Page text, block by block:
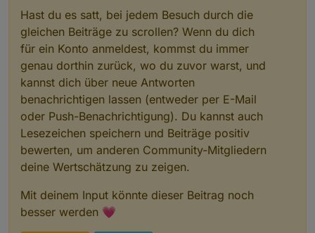
Hast du es satt, bei jedem Besuch durch die
gleichen Beiträge zu scrollen? Wenn du dich
für ein Konto anmeldest, kommst du immer
genau dorthin zurück, wo du zuvor warst, und
kannst dich über neue Antworten
benachrichtigen lassen (entweder per E-Mail
oder Push-Benachrichtigung). Du kannst auch
Lesezeichen speichern und Beiträge positiv
bewerten, um anderen Community-Mitgliedern
deine Wertschätzung zu zeigen.
Mit deinem Input könnte dieser Beitrag noch
besser werden 💗